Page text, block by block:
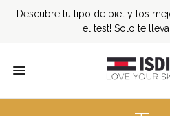
Descubre tu tipo de piel y los
el test! Solo te